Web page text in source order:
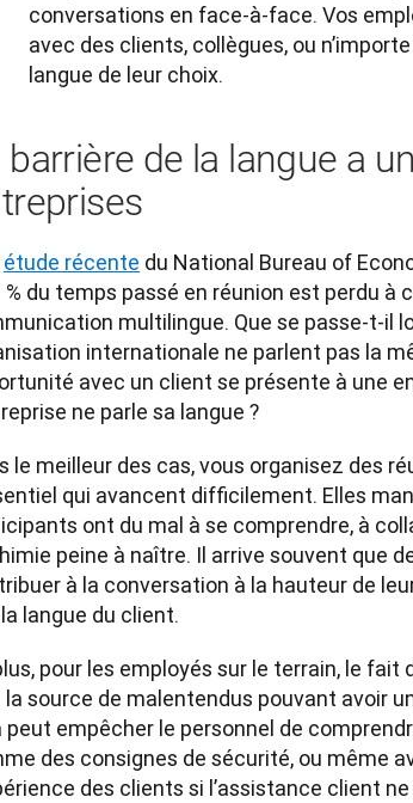
conversations en face-à-face. Vos
avec des clients, collègues, ou
langue de leur choix.
barrière de la langue a
étude récente du National Bureau of
% du temps passé en réunion est perdu à
multilingue. Que se passe-t-il
internationale ne parlent pas la
avec un client se présente à une
ne parle sa langue ?
le meilleur des cas, vous organisez des
qui avancent difficilement. Elles
ont du mal à se comprendre, à
peine à naître. Il arrive souvent que
à la conversation à la hauteur de
langue du client.
pour les employés sur le terrain, le
source de malentendus pouvant avoir
peut empêcher le personnel de
des consignes de sécurité, ou même
des clients si l’assistance client